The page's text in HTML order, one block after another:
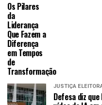
Os Pilares
da
Liderança
Que Fazem a
Diferença
em Tempos
de
Transformação
JUSTIÇA
Defesa diz